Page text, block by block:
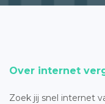
Over internet
Zoek jij snel internet